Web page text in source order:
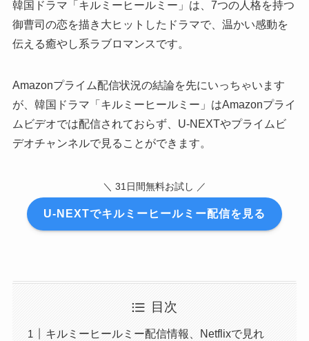
韓国ドラマ「キルミーヒールミー」は、7つの人格を持つ
御曹司の恋を描き大ヒットしたドラマで、温かい感動を
伝える癒やし系ラブロマンスです。
Amazonプライム配信状況の結論を先にいっちゃいます
が、韓国ドラマ「キルミーヒールミー」はAmazonプライ
ムビデオでは配信されておらず、U-NEXTやプライムビ
デオチャンネルで見ることができます。
＼ 31日間無料お試し ／
U-NEXTでキルミーヒールミー配信を見る
目次
キルミーヒールミー配信情報、Netflixで見れ